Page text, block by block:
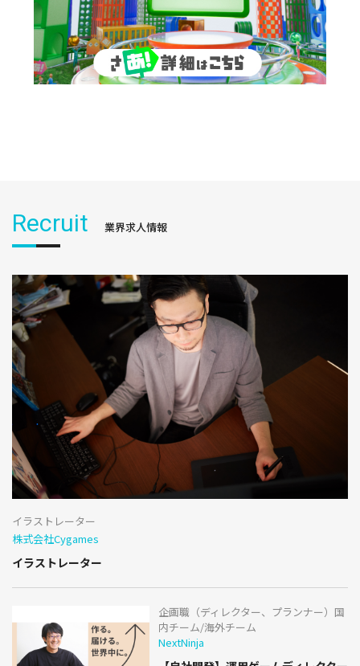
Recruit 業界求人情報
イラストレーター
株式会社Cygames
イラストレーター
企画職（ディレクター、プランナー）国
内チーム/海外チーム
NextNinja